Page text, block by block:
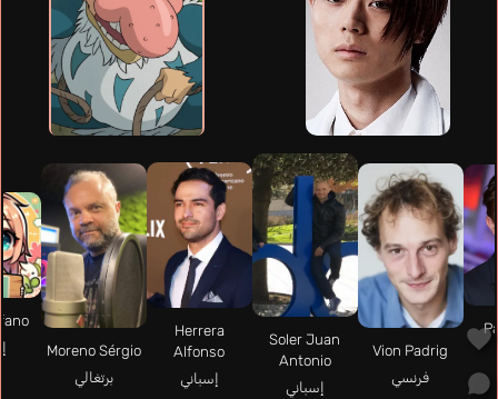
Vion Padrig
فرنسي
Soler Juan
Antonio
إسباني
Herrera
Alfonso
إسباني
Moreno Sérgio
برتغالي